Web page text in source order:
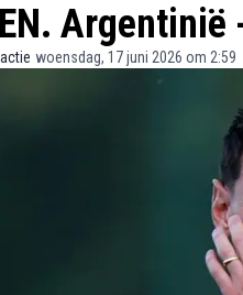
woensdag, 17 juni 2026 om 2:59